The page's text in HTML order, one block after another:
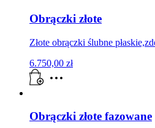
Obrączki złote
Złote obrączki ślubne
6.750,00 zł
Obrączki złote fazowane